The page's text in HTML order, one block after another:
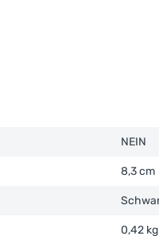
NEIN
8,3 cm
0,42 kg